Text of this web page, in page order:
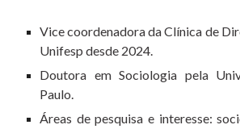
Vice coordenadora da Clínica de
Unifesp desde 2024.
Doutora em Sociologia pela
Paulo.
Áreas de pesquisa e interesse: